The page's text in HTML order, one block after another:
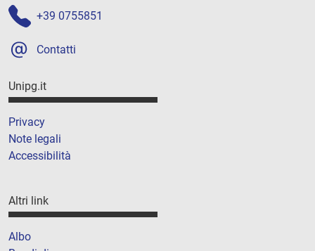
+39 0755851
Contatti
Unipg.it
Privacy
Note legali
Accessibilità
Altri link
Albo